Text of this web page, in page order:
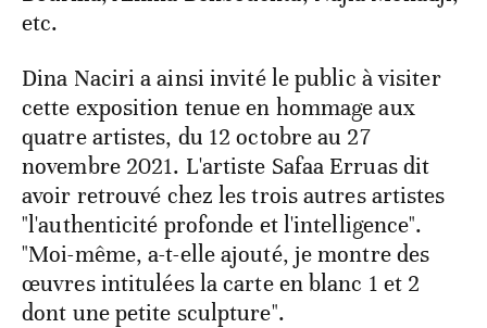
etc.
Dina Naciri a ainsi invité le public à visiter
cette exposition tenue en hommage aux
quatre artistes, du 12 octobre au 27
novembre 2021. L'artiste Safaa Erruas dit
avoir retrouvé chez les trois autres artistes
"l'authenticité profonde et l'intelligence".
"Moi-même, a-t-elle ajouté, je montre des
œuvres intitulées la carte en blanc 1 et 2
dont une petite sculpture".